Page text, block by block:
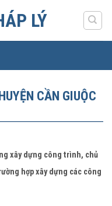
LÝ
CẦN GIUỘC
xây dựng công trình, chủ
hợp xây dựng các công